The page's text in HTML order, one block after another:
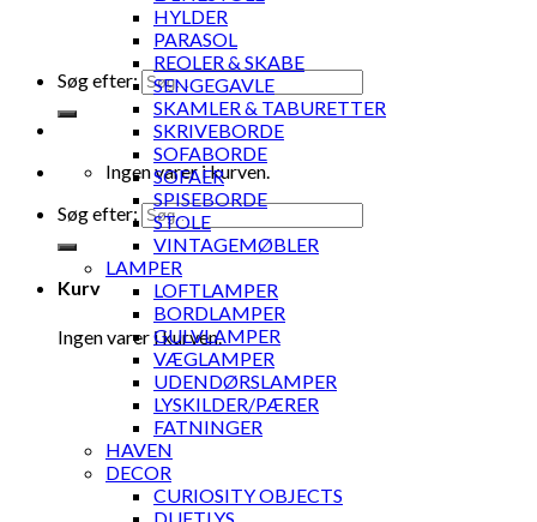
Søg efter:
Ingen varer i kurven.
Søg efter:
Kurv
Ingen varer i kurven.
HYLDER
PARASOL
REOLER & SKABE
SENGEGAVLE
SKAMLER & TABURETTER
SKRIVEBORDE
SOFABORDE
SOFAER
SPISEBORDE
STOLE
VINTAGEMØBLER
LAMPER
LOFTLAMPER
BORDLAMPER
GULVLAMPER
VÆGLAMPER
UDENDØRSLAMPER
LYSKILDER/PÆRER
FATNINGER
HAVEN
DECOR
CURIOSITY OBJECTS